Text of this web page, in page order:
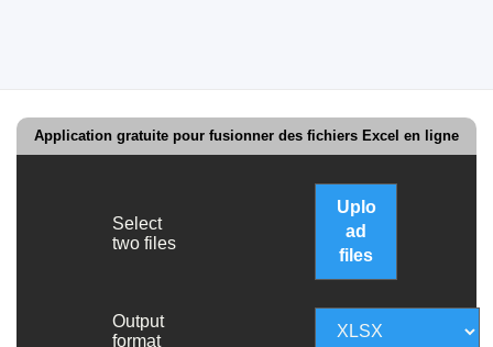
Application gratuite pour fusionner des fichiers Excel en ligne
Select
two files
Uplo
ad
files
Output
format